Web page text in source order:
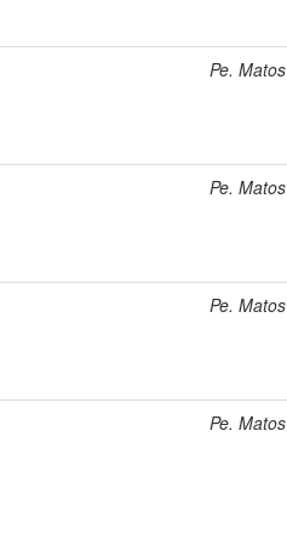
Pe. Matos
Pe. Matos
Pe. Matos
Pe. Matos